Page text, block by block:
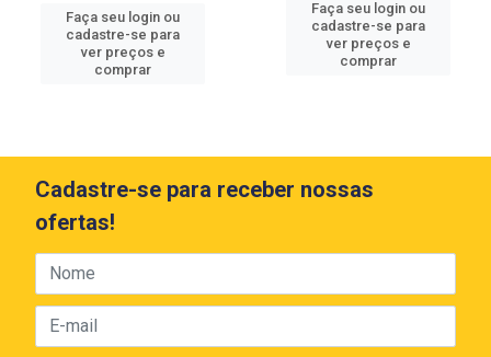
Faça seu login ou
cadastre-se para
ver preços e
comprar
Faça seu login ou
cadastre-se para
ver preços e
comprar
Cadastre-se para receber nossas
ofertas!